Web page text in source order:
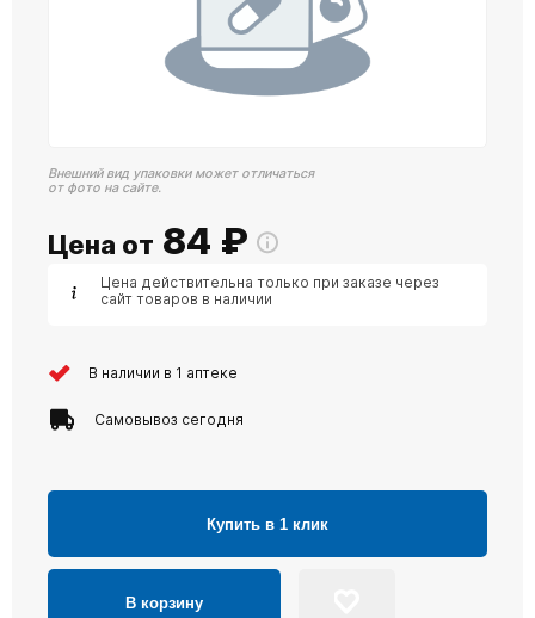
Внешний вид упаковки может отличаться
от фото на сайте.
Цена от 84 ₽
Цена действительна только при заказе через
сайт товаров в наличии
В наличии в 1 аптеке
Самовывоз сегодня
Купить в 1 клик
В корзину